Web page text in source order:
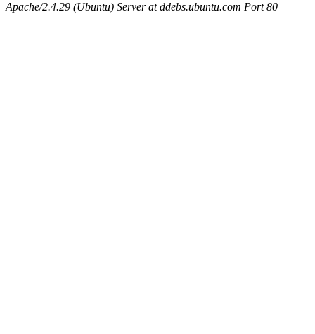
Apache/2.4.29 (Ubuntu) Server at ddebs.ubuntu.com Port 80